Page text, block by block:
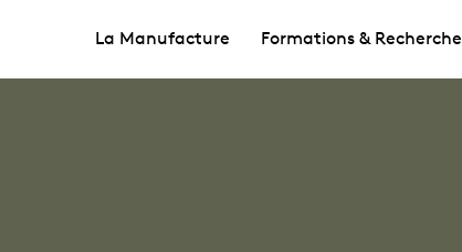
La Manufacture Formations & Recherche